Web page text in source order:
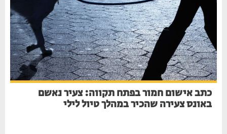
כתב אישום חמור בפתח תקווה: צעיר נאשם
באונס צעירה שהכיר במהלך טיול לילי